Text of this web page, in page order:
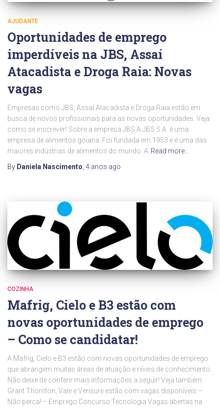
AJUDANTE
Oportunidades de emprego
imperdíveis na JBS, Assaí
Atacadista e Droga Raia: Novas
vagas
Empresas como JBS, Assaí Atacadista e Droga Raia estão em
busca de novos profissionais para as novas oportunidades. Veja
como se inscrever! Sobre a empresa JBS A JBS S.A. é uma
empresa de alimentos goiana. Foi fundada em 1953 e é uma das
maiores indústrias de alimentos do mundo. A Read more…
By Daniela Nascimento 4 anos ago
COZINHA
Mafrig, Cielo e B3 estão com
novas oportunidades de emprego
– Como se candidatar!
A Mafrig, Cielo e B3 estão com novas oportunidades de emprego
que abrangem muitas áreas de atuação e níveis de conhecimento.
Não deixe de conferir mais informações a seguir! Veja também:
Grant Thornton, Vale e Verisure estão com vagas disponíveis –
Não perca! – Emprego Concurso Tecnologia Vagas abertas na